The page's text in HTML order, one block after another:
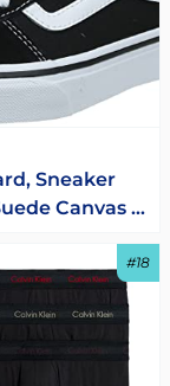
Sneaker
Canvas …
#18